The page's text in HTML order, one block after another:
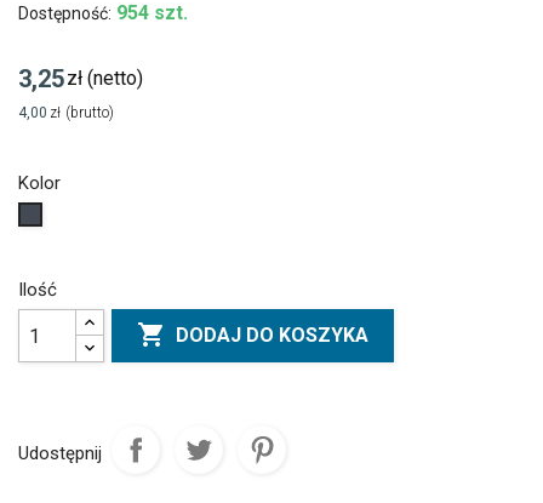
Dostępność: 954 szt.
3,25zł (netto)
4,00 zł (brutto)
Kolor
Ilość
 DODAJ DO KOSZYKA
Udostępnij